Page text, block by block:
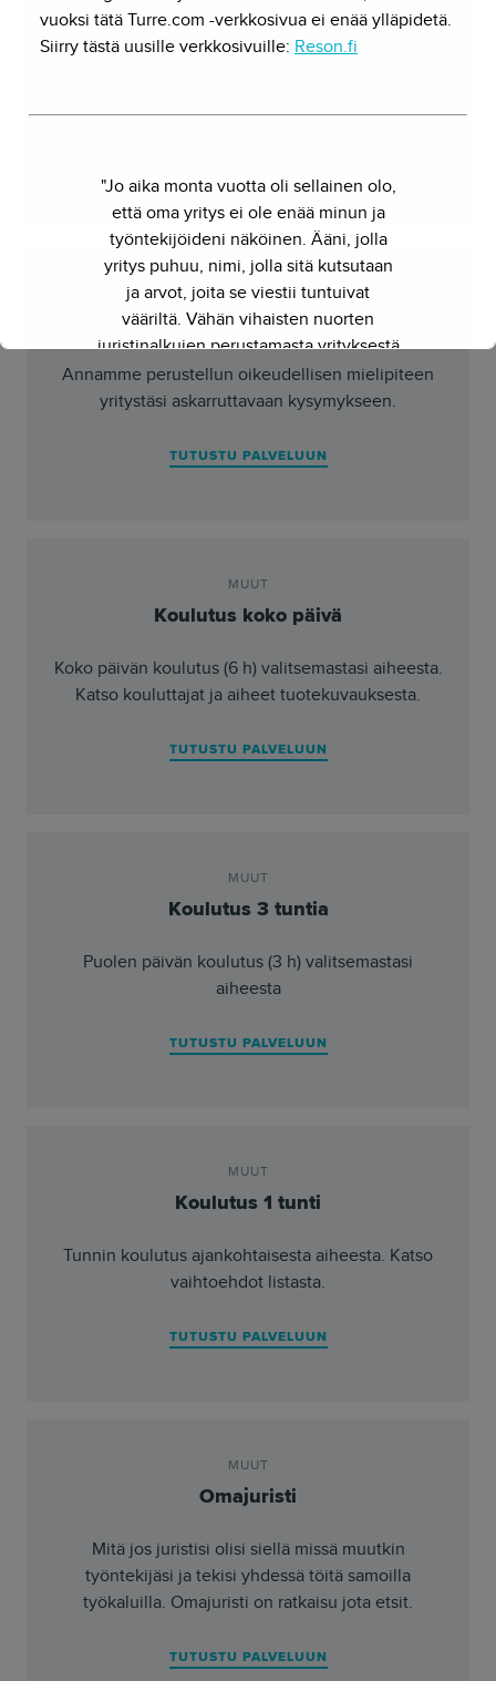
Hoidamme yrityksesi yhteiskuntasuhteita,
osallistumme lainsäädäntöprosessiin ja esitämme
PERUSTAMINEN,MUUT
Oikeudellinen muistio
Annamme perustellun oikeudellisen mielipiteen
yritystäsi askarruttavaan kysymykseen.
TUTUSTU PALVELUUN
MUUT
Koulutus koko päivä
Koko päivän koulutus (6 h) valitsemastasi aiheesta.
Katso kouluttajat ja aiheet tuotekuvauksesta.
TUTUSTU PALVELUUN
MUUT
Koulutus 3 tuntia
Puolen päivän koulutus (3 h) valitsemastasi
aiheesta
TUTUSTU PALVELUUN
MUUT
Koulutus 1 tunti
Tunnin koulutus ajankohtaisesta aiheesta. Katso
vaihtoehdot listasta.
TUTUSTU PALVELUUN
MUUT
Omajuristi
Mitä jos juristisi olisi siellä missä muutkin
työntekijäsi ja tekisi yhdessä töitä samoilla
työkaluilla. Omajuristi on ratkaisu jota etsit.
TUTUSTU PALVELUUN
vuoksi tätä Turre.com -verkkosivua ei enää ylläpidetä.
Siirry tästä uusille verkkosivuille: Reson.fi
"Jo aika monta vuotta oli sellainen olo,
että oma yritys ei ole enää minun ja
työntekijöideni näköinen. Ääni, jolla
yritys puhuu, nimi, jolla sitä kutsutaan
ja arvot, joita se viestii tuntuivat
vääriltä. Vähän vihaisten nuorten
juristinalkujen perustamasta yrityksestä
on kasvanut kokenut ja
näkemyksellinen asiantuntijayritys.
verkkosivun. Out with the old - in with